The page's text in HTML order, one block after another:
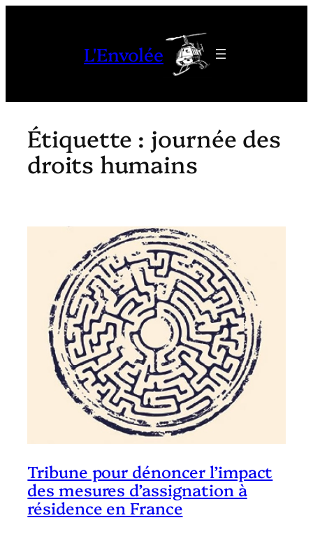
L'Envolée
Étiquette : journée des
droits humains
Tribune pour dénoncer l’impact
des mesures d’assignation à
résidence en France